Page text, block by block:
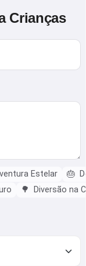
Crianças
Estelar 🎂
🌳
Diversão na